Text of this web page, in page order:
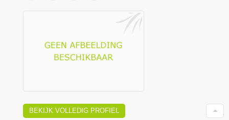
BEKIJK VOLLEDIG PROFIEL